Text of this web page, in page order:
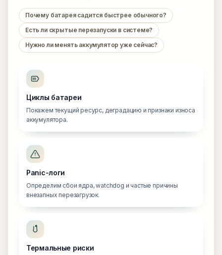
Почему батарея садится быстрее обычного?
Есть ли скрытые перезапуски в системе?
Нужно ли менять аккумулятор уже сейчас?
Циклы батареи
Покажем текущий ресурс, деградацию и признаки износа
аккумулятора.
Panic-логи
Определим сбои ядра, watchdog и частые причины
внезапных перезагрузок.
Термальные риски